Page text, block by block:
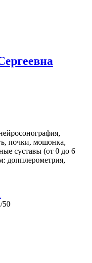
почки, мошонка,
суставы (от 0 до 6
допплерометрия,
50